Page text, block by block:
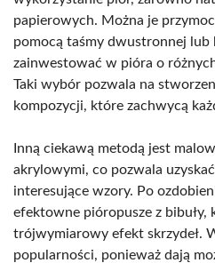
papierowych. Można je
pomocą taśmy dwustronnej lub
zainwestować w pióra o
Taki wybór pozwala na
kompozycji, które zachwycą
Inną ciekawą metodą jest
akrylowymi, co pozwala
interesujące wzory. Po
efektowne pióropusze z bibuły,
trójwymiarowy efekt skrzydeł.
popularności, ponieważ dają